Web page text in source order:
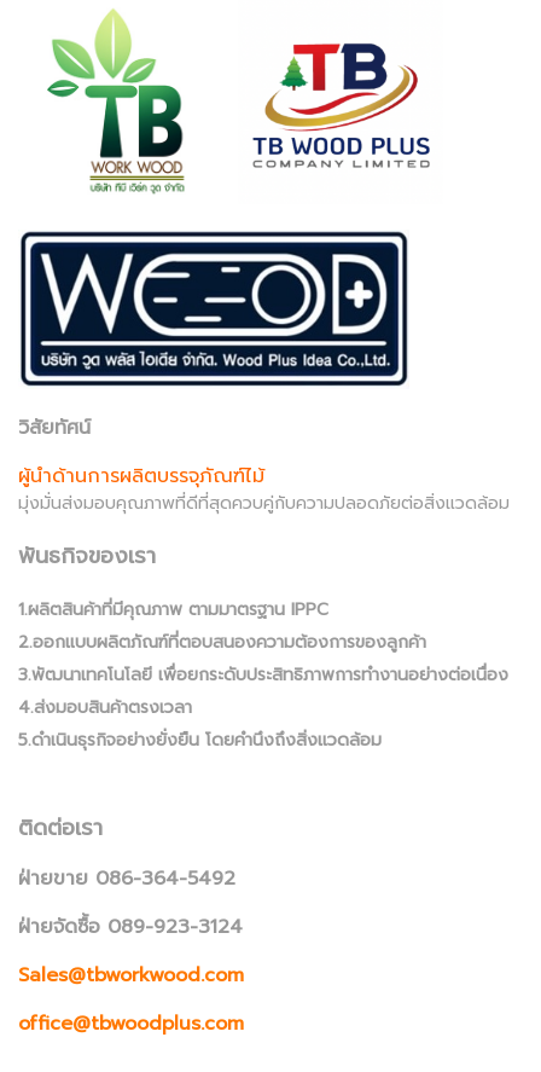
วิสัยทัศน์
ผู้นำด้านการผลิตบรรจุภัณฑ์ไม้
มุ่งมั่นส่งมอบคุณภาพที่ดีที่สุดควบคู่กับความปลอดภัยต่อสิ่งแวดล้อม
พันธกิจของเรา
1.ผลิตสินค้าที่มีคุณภาพ ตามมาตรฐาน IPPC
2.ออกแบบผลิตภัณฑ์ที่ตอบสนองความต้องการของลูกค้า
3.พัฒนาเทคโนโลยี เพื่อยกระดับประสิทธิภาพการทำงานอย่างต่อเนื่อง
4.ส่งมอบสินค้าตรงเวลา
5.ดำเนินธุรกิจอย่างยั่งยืน โดยคำนึงถึงสิ่งแวดล้อม
ติดต่อเรา
ฝ่ายขาย 086-364-5492
ฝ่ายจัดซื้อ 089-923-3124
Sales@tbworkwood.com
office@tbwoodplus.com